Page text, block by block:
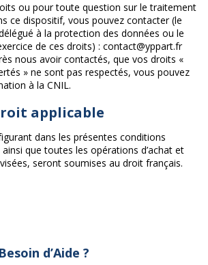
ou pour toute question sur le traitement
ce dispositif, vous pouvez contacter (le
à la protection des données ou le
de ces droits) : contact@yppart.fr
nous avoir contactés, que vos droits «
» ne sont pas respectés, vous pouvez
à la CNIL.
applicable
dans les présentes conditions
que toutes les opérations d’achat et
seront soumises au droit français.
Besoin d’Aide ?